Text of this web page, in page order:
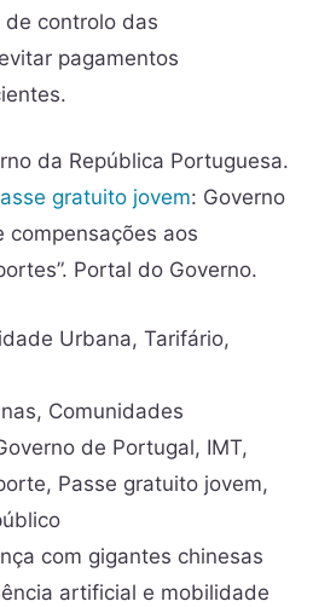
controlo das
pagamentos
da República Portuguesa.
gratuito jovem: Governo
compensações aos
Portal do Governo.
Urbana,Tarifário,
, Comunidades
de Portugal, IMT,
, Passe gratuito jovem,
com gigantes chinesas
artificial e mobilidade